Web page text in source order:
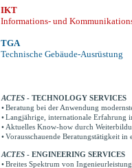
IKT
Informations- und
TGA
Technische Gebäude-Ausrüstung
ACTES - TECHNOLOGY SERVICES
•Beratung bei der Anwendung
•Langjährige, internationale Erfahrung
• Aktuelles Know-how durch
•Vorausschauende Beratungstätigkeit
ACTES - ENGINEERING SERVICES
•Breites Spektrum von